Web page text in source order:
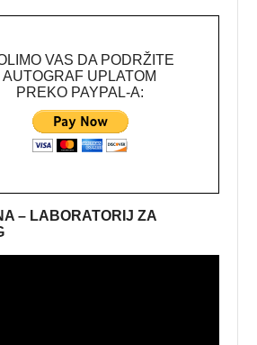
VAS DA PODRŽITE
AUTOGRAF UPLATOM
PREKO PAYPAL-A:
– LABORATORIJ ZA